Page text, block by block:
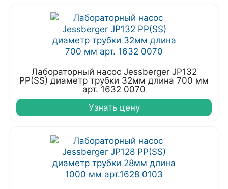
Лабораторный насос Jessberger JP132
PP(SS) диаметр трубки 32мм длина 700 мм
арт. 1632 0070
Узнать цену